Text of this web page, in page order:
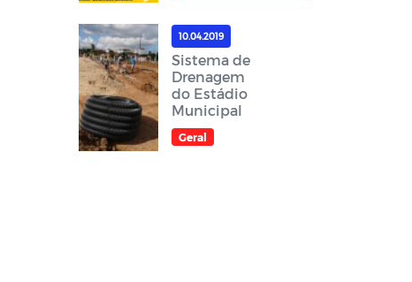
10.04.2019
Sistema de
Drenagem
do Estádio
Municipal
Geral